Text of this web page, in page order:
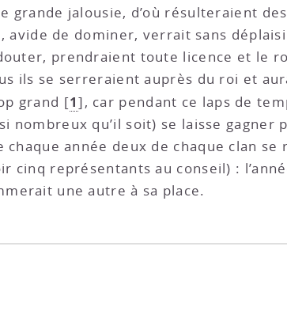
grande jalousie, d’où résulteraient
avide de dominer, verrait sans
prendraient toute licence et le
ils se serreraient auprès du roi et
grand [1], car pendant ce laps de
nombreux qu’il soit) se laisse
année deux de chaque clan
cinq représentants au conseil) :
une autre à sa place.